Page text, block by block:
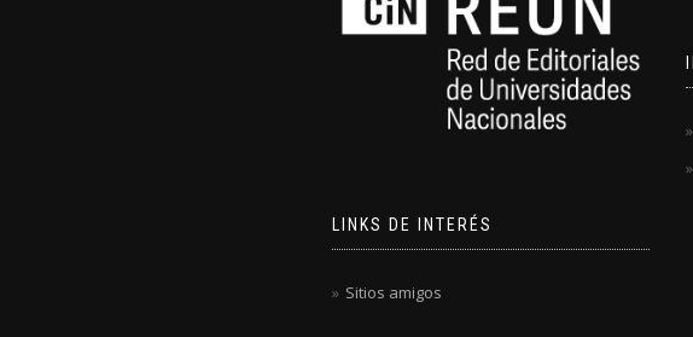
LINKS DE INTERÉS
Sitios amigos